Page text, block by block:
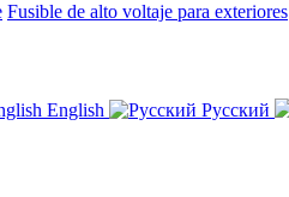
Fusible de alto voltaje para exteriores
English Русский